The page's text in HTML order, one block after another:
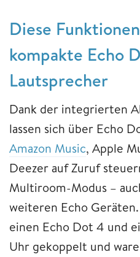
Diese
kompakte Echo
Lautsprecher
Dank der integrierten
lassen sich über Echo
Amazon Music, Apple
Deezer auf Zuruf
Multiroom-Modus –
weiteren Echo
einen Echo Dot 4 und
Uhr gekoppelt und